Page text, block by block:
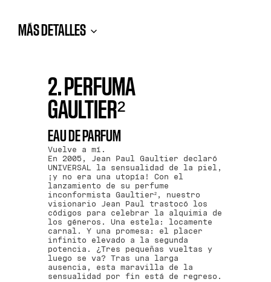
MÁS DETALLES
2. PERFUMA
GAULTIER²
EAU DE PARFUM
Vuelve a mí.
En 2005, Jean Paul Gaultier declaró
UNIVERSAL la sensualidad de la piel,
¡y no era una utopía! Con el
lanzamiento de su perfume
inconformista Gaultier², nuestro
visionario Jean Paul trastocó los
códigos para celebrar la alquimia de
los géneros. Una estela: locamente
carnal. Y una promesa: el placer
infinito elevado a la segunda
potencia. ¿Tres pequeñas vueltas y
luego se va? Tras una larga
ausencia, esta maravilla de la
sensualidad por fin está de regreso.